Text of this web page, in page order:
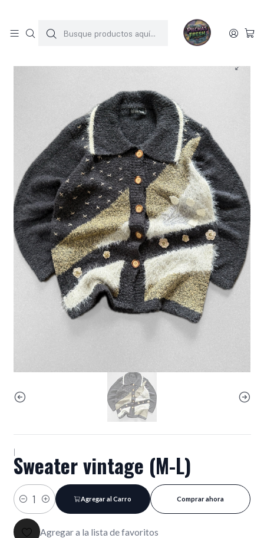
Inicio SWEATERS Sweater vintage (M-L)
|Sweater vintage (M-L)
Cantidad
Agregar al Carro Comprar ahora
Agregar a la lista de favoritos